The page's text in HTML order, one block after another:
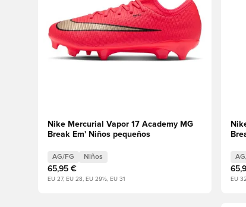
Nike Mercurial Vapor 17 Academy MG
Break Em' Niños pequeños
AG/FG Niños
65,95 €
EU 27, EU 28, EU 29½, EU 31 EU